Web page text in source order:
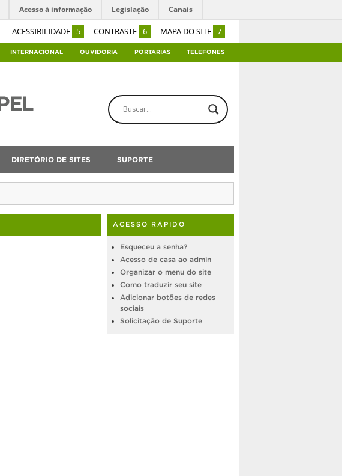
ACESSIBILIDADE 5 CONTRASTE 6 MAPA DO SITE 7
Acesso à informação Legislação Canais
INTERNACIONAL OUVIDORIA PORTARIAS TELEFONES
DIRETÓRIO DE SITES SUPORTE
ACESSO RÁPIDO
Esqueceu a senha?
Acesso de casa ao admin
Organizar o menu do site
Como traduzir seu site
Adicionar botões de redes
sociais
Solicitação de Suporte